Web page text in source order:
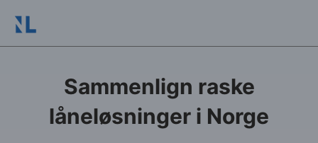
Sammenlign raske
låneløsninger i Norge